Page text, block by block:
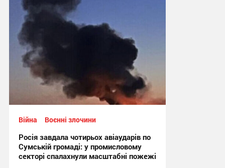
Війна Воєнні злочини
Росія завдала чотирьох авіаударів по
Сумській громаді: у промисловому
секторі спалахнули масштабні пожежі